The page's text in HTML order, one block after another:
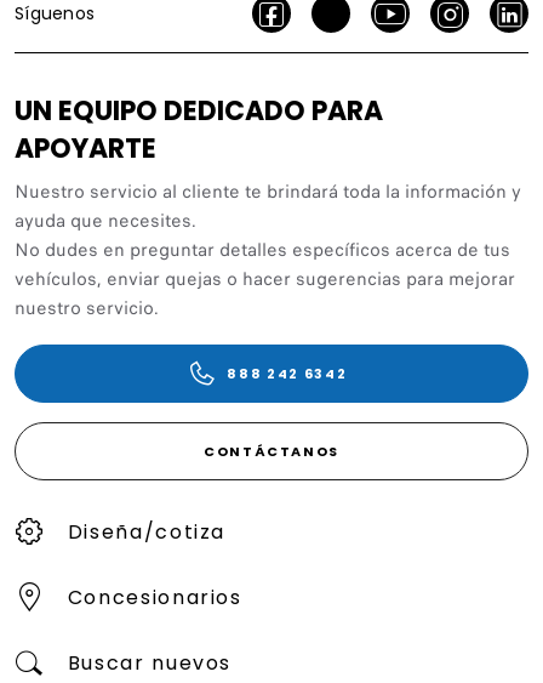
Síguenos
UN EQUIPO DEDICADO PARA
APOYARTE
Nuestro servicio al cliente te brindará toda la información y
ayuda que necesites.
No dudes en preguntar detalles específicos acerca de tus
vehículos, enviar quejas o hacer sugerencias para mejorar
nuestro servicio.
888 242 6342
CONTÁCTANOS
Diseña/cotiza
Concesionarios
Buscar nuevos